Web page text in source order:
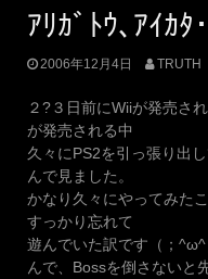
ｱﾘｶﾞﾄｳ､ｱｲｶﾀ
2006年12月4日 TRUTH
２?３日前にWiiが発売さ
が発売される中
久々にPS2を引っ張り出
んで見ました。
かなり久々にやってみた
すっかり忘れて
遊んでいた訳です（；^ω^
んで、Bossを倒さないと